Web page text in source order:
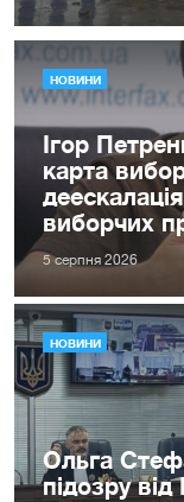
НОВИНИ
Ігор
карта
виборчих
5 серпня 2026
НОВИНИ
Ольга
підозру